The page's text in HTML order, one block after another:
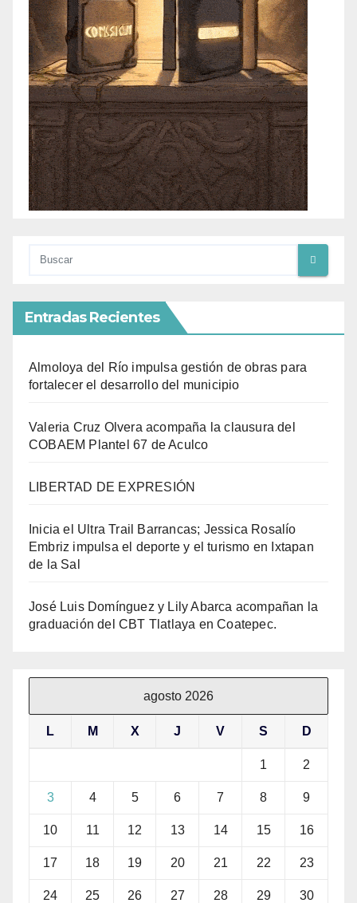
Entradas Recientes
Almoloya del Río impulsa gestión de obras para
fortalecer el desarrollo del municipio
Valeria Cruz Olvera acompaña la clausura del
COBAEM Plantel 67 de Aculco
LIBERTAD DE EXPRESIÓN
Inicia el Ultra Trail Barrancas; Jessica Rosalío
Embriz impulsa el deporte y el turismo en Ixtapan
de la Sal
José Luis Domínguez y Lily Abarca acompañan la
graduación del CBT Tlatlaya en Coatepec.
agosto 2026
L M X J V S D
1 2
3 4 5 6 7 8 9
10 11 12 13 14 15 16
17 18 19 20 21 22 23
24 25 26 27 28 29 30